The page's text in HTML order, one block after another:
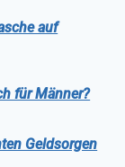
auf
für Männer?
Geldsorgen